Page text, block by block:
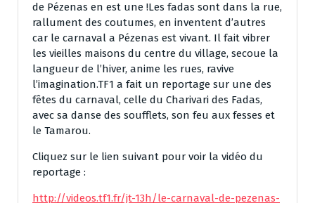
de Pézenas en est une !Les fadas sont dans la rue,
rallument des coutumes, en inventent d’autres
car le carnaval a Pézenas est vivant. Il fait vibrer
les vieilles maisons du centre du village, secoue la
langueur de l’hiver, anime les rues, ravive
l’imagination.TF1 a fait un reportage sur une des
fêtes du carnaval, celle du Charivari des Fadas,
avec sa danse des soufflets, son feu aux fesses et
le Tamarou.
Cliquez sur le lien suivant pour voir la vidéo du
reportage :
http://videos.tf1.fr/jt-13h/le-carnaval-de-pezenas-